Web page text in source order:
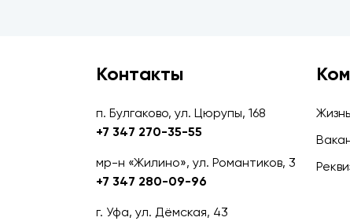
Контакты
п. Булгаково, ул. Цюрупы, 168
+7 347 270-35-55
мр-н «Жилино», ул. Романтиков, 3
+7 347 280-09-96
г. Уфа, ул. Дёмская, 43